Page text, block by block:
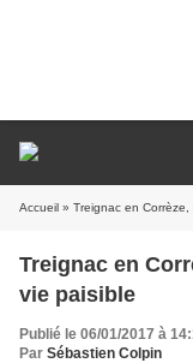
Accueil » Treignac en
Treignac en
vie paisible
Publié le 06/01/2017 à
Par Sébastien Colpin